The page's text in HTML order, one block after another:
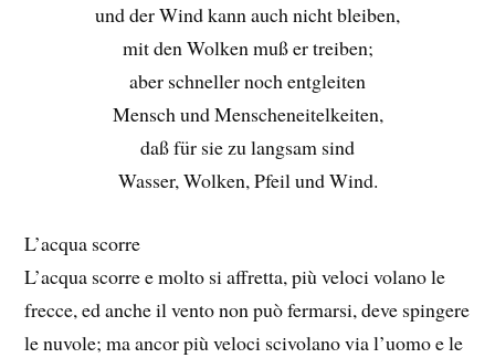
und der Wind kann auch nicht bleiben,
mit den Wolken muß er treiben;
aber schneller noch entgleiten
Mensch und Menscheneitelkeiten,
daß für sie zu langsam sind
Wasser, Wolken, Pfeil und Wind.
L’acqua scorre
L’acqua scorre e molto si affretta, più veloci volano le
frecce, ed anche il vento non può fermarsi, deve spingere
le nuvole; ma ancor più veloci scivolano via l’uomo e le